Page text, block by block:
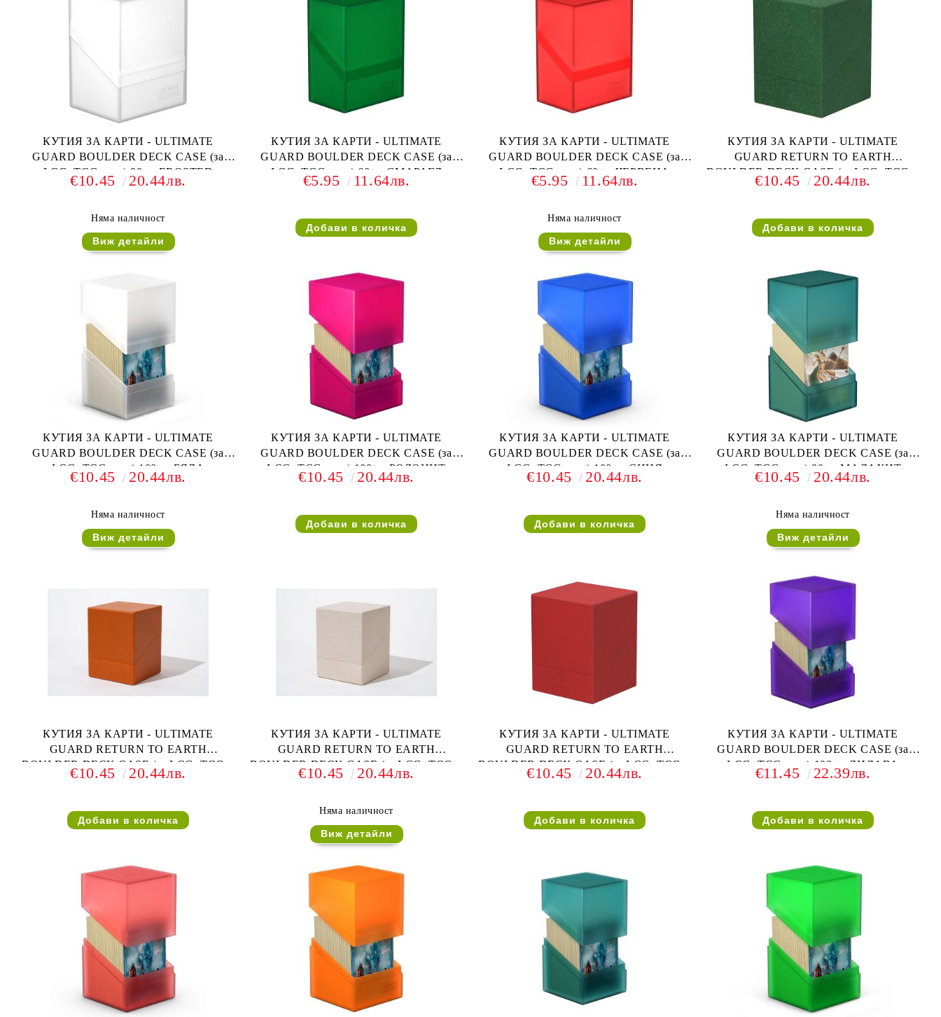
КУТИЯ ЗА КАРТИ - ULTIMATE
GUARD BOULDER DECK CASE (за
LCG, TCG и др) 80+ - FROSTED
€10.45 20.44лв.
Няма наличност
Виж детайли
КУТИЯ ЗА КАРТИ - ULTIMATE
GUARD BOULDER DECK CASE (за
LCG, TCG и др) 60+ - СМАРАГД
€5.95 11.64лв.
КУТИЯ ЗА КАРТИ - ULTIMATE
GUARD BOULDER DECK CASE (за
LCG, TCG и др) 60+ - ЧЕРВЕНА
€5.95 11.64лв.
Няма наличност
Виж детайли
КУТИЯ ЗА КАРТИ - ULTIMATE
GUARD RETURN TO EARTH
BOULDER DECK CASE (за LCG, TCG и
др) 100+ - ЗЕЛЕНА
€10.45 20.44лв.
КУТИЯ ЗА КАРТИ - ULTIMATE
GUARD BOULDER DECK CASE (за
LCG, TCG и др) 100+ - БЯЛА
€10.45 20.44лв.
Няма наличност
Виж детайли
КУТИЯ ЗА КАРТИ - ULTIMATE
GUARD BOULDER DECK CASE (за
LCG, TCG и др) 100+ - РОДОНИТ
€10.45 20.44лв.
КУТИЯ ЗА КАРТИ - ULTIMATE
GUARD BOULDER DECK CASE (за
LCG, TCG и др) 100+ - СИНЯ
€10.45 20.44лв.
КУТИЯ ЗА КАРТИ - ULTIMATE
GUARD BOULDER DECK CASE (за
LCG, TCG и др) 80+ - МАЛАХИТ
€10.45 20.44лв.
Няма наличност
Виж детайли
КУТИЯ ЗА КАРТИ - ULTIMATE
GUARD RETURN TO EARTH
BOULDER DECK CASE (за LCG, TCG и
др) 100+ - ОРАНЖЕВА
€10.45 20.44лв.
КУТИЯ ЗА КАРТИ - ULTIMATE
GUARD RETURN TO EARTH
BOULDER DECK CASE (за LCG, TCG и
др) 100+ - БЯЛА
€10.45 20.44лв.
Няма наличност
Виж детайли
КУТИЯ ЗА КАРТИ - ULTIMATE
GUARD RETURN TO EARTH
BOULDER DECK CASE (за LCG, TCG и
др) 100+ - ЧЕРВЕНА
€10.45 20.44лв.
КУТИЯ ЗА КАРТИ - ULTIMATE
GUARD BOULDER DECK CASE (за
LCG, TCG и др) 100+ - ЛИЛАВА
€11.45 22.39лв.